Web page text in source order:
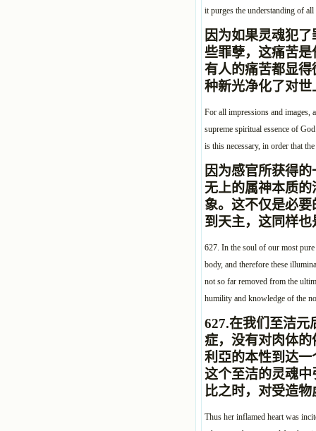
it purges the understanding of
因为如果灵魂犯
些罪孽，这痛苦
有人的痛苦都显
种新光净化了对
For all impressions and images,
supreme spiritual essence of
is this necessary, in order that
因为感官所获得
无上的属神本质
象。这不仅是必
到天主，这同样也
627. In the soul of our most
body, and therefore these
not so far removed from the
humility and knowledge of the
627.在我们至洁元
症，没有对肉体
利亞的本性到达
这个至洁的灵魂
比之时，对受造
Thus her inflamed heart was